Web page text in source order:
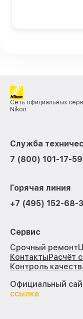
Сеть официальных
Nikon
Служба
7 (800) 101-17-59
Горячая линия
+7 (495) 152-68-
Сервис
Срочный ремонт
КонтактыРасчёт
Контроль
Официальный
ссылке